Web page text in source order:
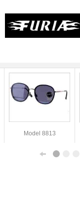
Model 8813